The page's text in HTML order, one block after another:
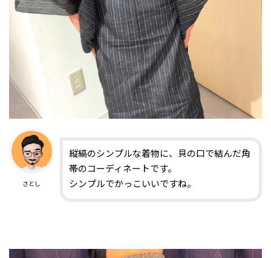
さとし
縦縞のシンプルな着物に、貝の口で結んだ角
帯のコーディネートです。
シンプルでかっこいいですね。